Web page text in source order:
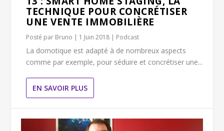
TECHNIQUE POUR CONCRÉTISER
UNE VENTE IMMOBILIÈRE
Posté par Bruno | 1 Juin 2018 | Podcast
La domotique est adapté à de nombreux aspects
comme par exemple, pour séduire et concrétiser une...
EN SAVOIR PLUS